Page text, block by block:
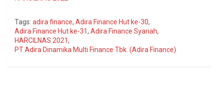
Tags: adira finance, Adira Finance Hut ke-30,
Adira Finance Hut ke-31, Adira Finance Syariah,
HARCILNAS 2021,
PT Adira Dinamika Multi Finance Tbk. (Adira Finance)